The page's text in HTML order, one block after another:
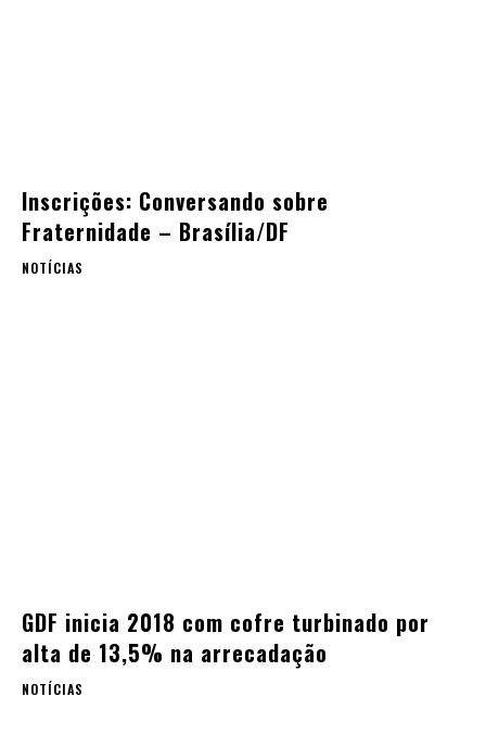
Inscrições: Conversando sobre
Fraternidade – Brasília/DF
NOTÍCIAS
GDF inicia 2018 com cofre turbinado por
alta de 13,5% na arrecadação
NOTÍCIAS